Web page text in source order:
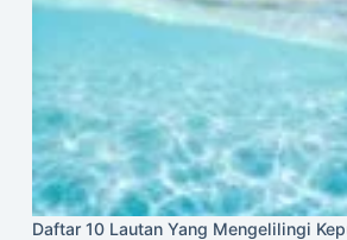
Daftar 10 Lautan Yang Mengelilingi